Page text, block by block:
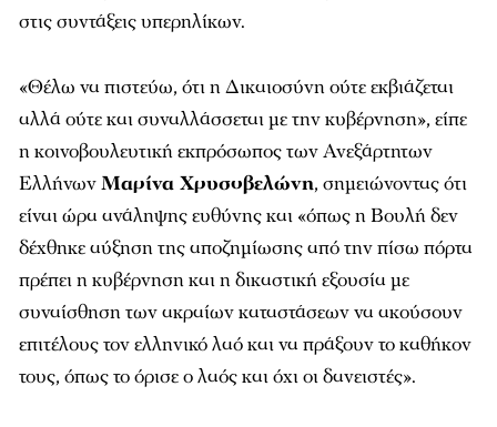
στις συντάξεις υπερηλίκων.
«Θέλω να πιστεύω, ότι η Δικαιοσύνη ούτε εκβιάζεται
αλλά ούτε και συναλλάσσεται με την κυβέρνηση», είπε
η κοινοβουλευτική εκπρόσωπος των Ανεξάρτητων
ΕλλήνωνΜαρίνα Χρυσοβελώνη, σημειώνοντας ότι
είναι ώρα ανάληψης ευθύνης και «όπως η Βουλή δεν
δέχθηκε αύξηση της αποζημίωσης από την πίσω πόρτα
πρέπει η κυβέρνηση και η δικαστική εξουσία με
συναίσθηση των ακραίων καταστάσεων να ακούσουν
επιτέλους τον ελληνικό λαό και να πράξουν το καθήκον
τους, όπως το όρισε ο λαός και όχι οι δανειστές».